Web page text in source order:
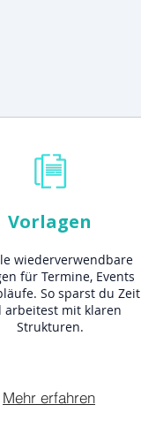
Vorlagen
wiederverwendbare
für Termine, Events
So sparst du Zeit
arbeitest mit klaren
Strukturen.
Mehr erfahren